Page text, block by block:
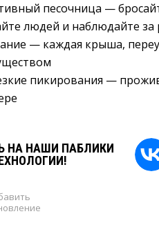
песочница —
людей и наблюдайте за
— каждая крыша,
пикирования —
НА НАШИ ПАБЛИКИ